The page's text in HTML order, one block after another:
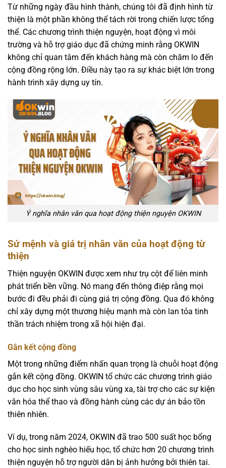
Từ những ngày đầu hình thành, chúng tôi đã định hình từ
thiện là một phần không thể tách rời trong chiến lược tổng
thể. Các chương trình thiện nguyện, hoạt động vì môi
trường và hỗ trợ giáo dục đã chứng minh rằng OKWIN
không chỉ quan tâm đến khách hàng mà còn chăm lo đến
cộng đồng rộng lớn. Điều này tạo ra sự khác biệt lớn trong
hành trình xây dựng uy tín.
Ý nghĩa nhân văn qua hoạt động thiện nguyện OKWIN
Sứ mệnh và giá trị nhân văn của hoạt động từ
thiện
Thiện nguyện OKWIN được xem như trụ cột để liên minh
phát triển bền vững. Nó mang đến thông điệp rằng mọi
bước đi đều phải đi cùng giá trị cộng đồng. Qua đó không
chỉ xây dựng một thương hiệu mạnh mà còn lan tỏa tinh
thần trách nhiệm trong xã hội hiện đại.
Gắn kết cộng đồng
Một trong những điểm nhấn quan trọng là chuỗi hoạt động
gắn kết cộng đồng. OKWIN tổ chức các chương trình giáo
dục cho học sinh vùng sâu vùng xa, tài trợ cho các sự kiện
văn hóa thể thao và đồng hành cùng các dự án bảo tồn
thiên nhiên.
Ví dụ, trong năm 2024, OKWIN đã trao 500 suất học bổng
cho học sinh nghèo hiếu học, tổ chức hơn 20 chương trình
thiện nguyện hỗ trợ người dân bị ảnh hưởng bởi thiên tai.